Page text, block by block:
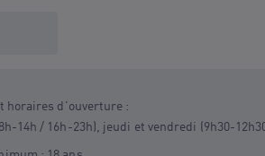
horaires d'ouverture :
14h / 16h-23h), jeudi et vendredi (9h30-